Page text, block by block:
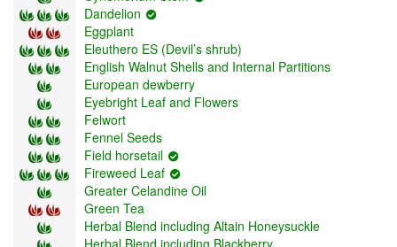
Dandelion
Eggplant
Eleuthero ES (Devil’s shrub)
English Walnut Shells and Internal Partitions
European dewberry
Eyebright Leaf and Flowers
Felwort
Fennel Seeds
Field horsetail
Fireweed Leaf
Greater Celandine Oil
Green Tea
Herbal Blend including Altain Honeysuckle
Herbal Blend including Blackberry